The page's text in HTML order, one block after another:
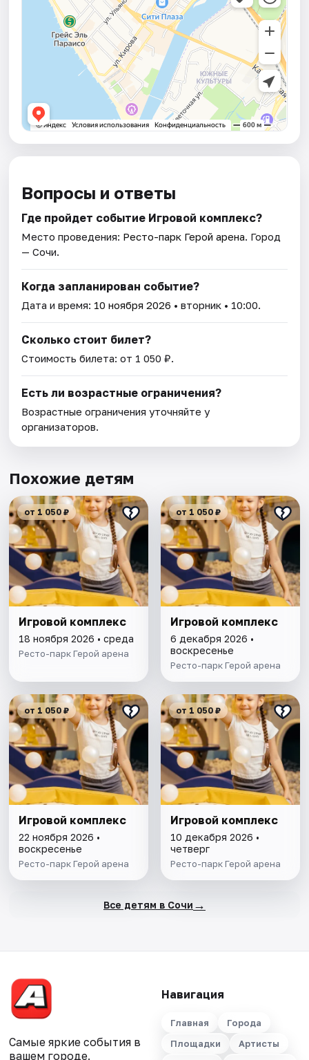
Вопросы и ответы
Где пройдет событие Игровой комплекс?
Место проведения: Ресто-парк Герой арена. Город
— Сочи.
Когда запланирован событие?
Дата и время: 10 ноября 2026 • вторник • 10:00.
Сколько стоит билет?
Стоимость билета: от 1 050 ₽.
Есть ли возрастные ограничения?
Возрастные ограничения уточняйте у
организаторов.
Похожие детям
от 1 050 ₽
Игровой комплекс
18 ноября 2026 • среда
Ресто-парк Герой арена
от 1 050 ₽
Игровой комплекс
6 декабря 2026 •
воскресенье
Ресто-парк Герой арена
от 1 050 ₽
Игровой комплекс
22 ноября 2026 •
воскресенье
Ресто-парк Герой арена
от 1 050 ₽
Игровой комплекс
10 декабря 2026 •
четверг
Ресто-парк Герой арена
Все детям в Сочи →
Самые яркие события в
вашем городе.
Навигация
Главная
Города
Площадки
Артисты